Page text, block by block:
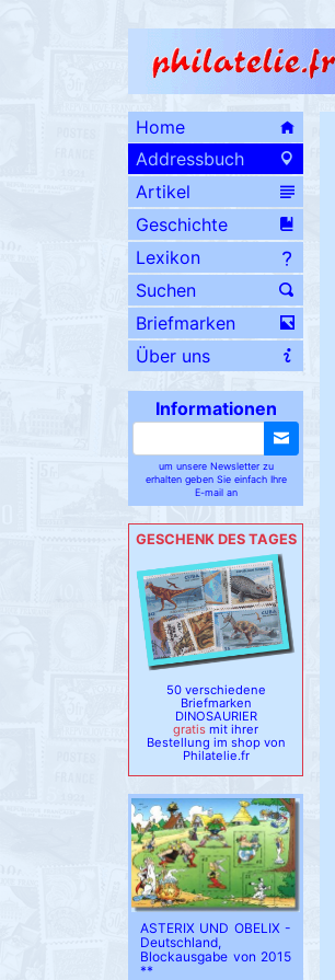
Home
Addressbuch
Artikel
Geschichte
Lexikon
Suchen
Briefmarken
Über uns
Informationen
um unsere Newsletter zu
erhalten geben Sie einfach Ihre
E-mail an
GESCHENK DES TAGES
50 verschiedene
Briefmarken
DINOSAURIER
gratis mit ihrer
Bestellung im shop von
Philatelie.fr
ASTERIX UND OBELIX -
Deutschland,
Blockausgabe von 2015
**